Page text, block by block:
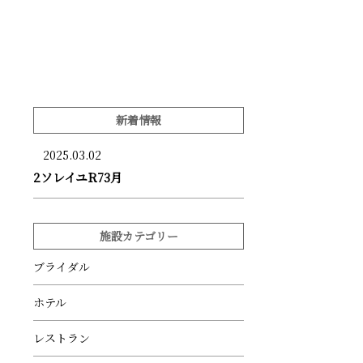
新着情報
2025.03.02
2ソレイユR73月
施設カテゴリー
ブライダル
ホテル
レストラン